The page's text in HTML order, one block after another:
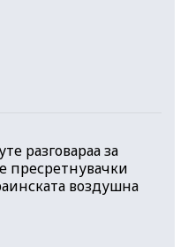
разговараа за
пресретнувачки
воздушна